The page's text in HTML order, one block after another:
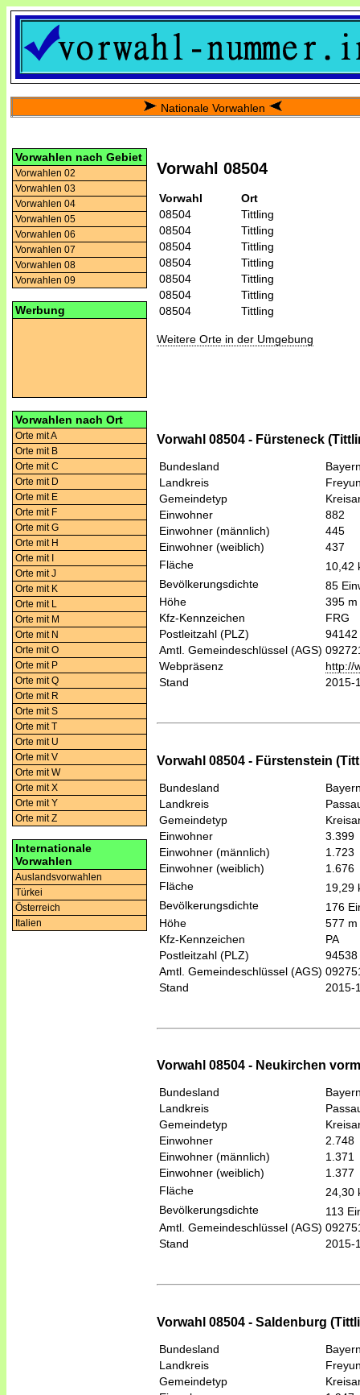
Nationale Vorwahlen
Vorwahlen nach Gebiet
Vorwahlen 02
Vorwahlen 03
Vorwahlen 04
Vorwahlen 05
Vorwahlen 06
Vorwahlen 07
Vorwahlen 08
Vorwahlen 09
Werbung
Vorwahlen nach Ort
Orte mit A
Orte mit B
Orte mit C
Orte mit D
Orte mit E
Orte mit F
Orte mit G
Orte mit H
Orte mit I
Orte mit J
Orte mit K
Orte mit L
Orte mit M
Orte mit N
Orte mit O
Orte mit P
Orte mit Q
Orte mit R
Orte mit S
Orte mit T
Orte mit U
Orte mit V
Orte mit W
Orte mit X
Orte mit Y
Orte mit Z
Internationale
Vorwahlen
Auslandsvorwahlen
Türkei
Österreich
Italien
Vorwahl 08504
Vorwahl
Ort
08504
Tittling
08504
Tittling
08504
Tittling
08504
Tittling
08504
Tittling
08504
Tittling
08504
Tittling
Weitere Orte in der Umgebung
Vorwahl 08504 - Fürsteneck
Bundesland
Landkreis
Gemeindetyp
Einwohner
882
Einwohner (männlich)
445
Einwohner (weiblich)
437
Fläche
10,42
Bevölkerungsdichte
85
Höhe
395 m
Kfz-Kennzeichen
FRG
Postleitzahl (PLZ)
94142
Amtl. Gemeindeschlüssel (AGS)
Webpräsenz
http://
Stand
2015-
Vorwahl 08504 - Fürstenstein
Bundesland
Landkreis
Gemeindetyp
Einwohner
3.399
Einwohner (männlich)
1.723
Einwohner (weiblich)
1.676
Fläche
19,29
Bevölkerungsdichte
176
Höhe
577 m
Kfz-Kennzeichen
PA
Postleitzahl (PLZ)
94538
Amtl. Gemeindeschlüssel (AGS)
Stand
2015-
Vorwahl 08504 - Neukirchen
Bundesland
Landkreis
Gemeindetyp
Einwohner
2.748
Einwohner (männlich)
1.371
Einwohner (weiblich)
1.377
Fläche
24,30
Bevölkerungsdichte
113
Amtl. Gemeindeschlüssel (AGS)
Stand
2015-
Vorwahl 08504 - Saldenburg
Bundesland
Landkreis
Gemeindetyp